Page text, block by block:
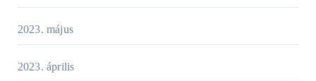
2023. május
2023. április